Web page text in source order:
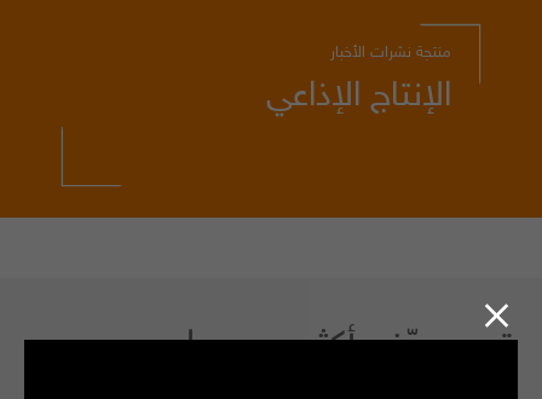
منتجة نشرات الأخبار
الإنتاج الإذاعي
تــــــــــعرّف أكثـــــــــــــر على